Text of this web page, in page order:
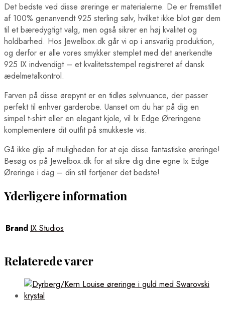
Det bedste ved disse øreringe er materialerne. De er fremstillet
af 100% genanvendt 925 sterling sølv, hvilket ikke blot gør dem
til et bæredygtigt valg, men også sikrer en høj kvalitet og
holdbarhed. Hos Jewelbox.dk går vi op i ansvarlig produktion,
og derfor er alle vores smykker stemplet med det anerkendte
925 IX indvendigt – et kvalitetsstempel registreret af dansk
ædelmetalkontrol.
Farven på disse ørepynt er en tidløs sølvnuance, der passer
perfekt til enhver garderobe. Uanset om du har på dig en
simpel t-shirt eller en elegant kjole, vil Ix Edge Øreringene
komplementere dit outfit på smukkeste vis.
Gå ikke glip af muligheden for at eje disse fantastiske øreringe!
Besøg os på Jewelbox.dk for at sikre dig dine egne Ix Edge
Øreringe i dag – din stil fortjener det bedste!
Yderligere information
Brand IX Studios
Relaterede varer